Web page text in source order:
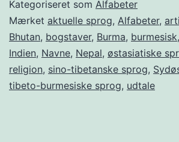
Kategoriseret som Alfabeter
Mærket aktuelle sprog, Alfabeter,
Bhutan, bogstaver, Burma, burmesisk,
Indien, Navne, Nepal, østasiatiske
religion, sino-tibetanske sprog,
tibeto-burmesiske sprog, udtale